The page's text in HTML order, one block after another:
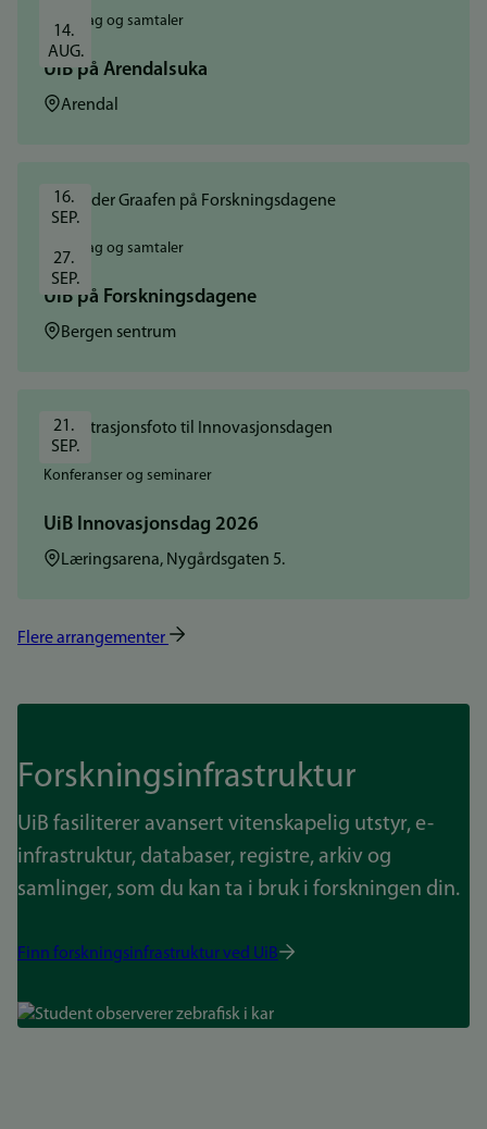
14.
AUG.
Foredrag og samtaler
UiB på Arendalsuka
Sted:Arendal
16.
SEP.
27.
SEP.
Foredrag og samtaler
UiB på Forskningsdagene
Sted:Bergen sentrum
21.
SEP.
Konferanser og seminarer
UiB Innovasjonsdag 2026
Sted:Læringsarena, Nygårdsgaten 5.
Flere arrangementer
Forskningsinfrastruktur
UiB fasiliterer avansert vitenskapelig utstyr, e-
infrastruktur, databaser, registre, arkiv og
samlinger, som du kan ta i bruk i forskningen din.
Finn forskningsinfrastruktur ved UiB
Bilde